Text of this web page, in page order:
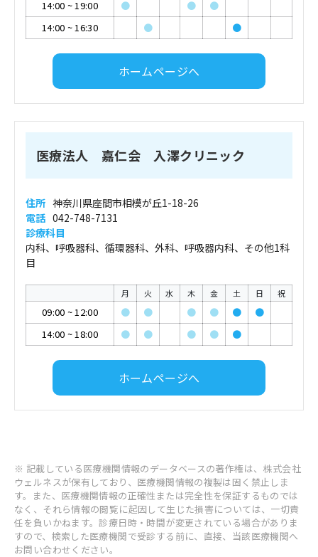
14:00 ~19:00 ● ●
●
14:00 ~16:30 ● ●
ホームページへ
医療法人 嘉仁会 入澤クリニック
住所 神奈川県座間市相模が丘1-18-26
電話 042-748-7131
診療科目
内科、呼吸器科、循環器科、外科、呼吸器内科、その他1科
目
月 火 水 木 金 土 日 祝
09:00 ~12:00 ● ● ● ● ●
●
14:00 ~18:00 ● ● ● ● ●
ホームページへ
※ 記載している医療機関情報のデータベースの著作権は、株式会社
ウェルネスが保有しており、医療機関情報の複製は固く禁止しま
す。また、医療機関情報の正確性または完全性を保証するものでは
なく、それら情報の閲覧に起因して生じた損害については、一切責
任を負いかねます。診療日時・時間が変更されている場合がありま
すので、検索した医療機関で受診する前に、直接、当該医療機関へ
お問い合わせください。